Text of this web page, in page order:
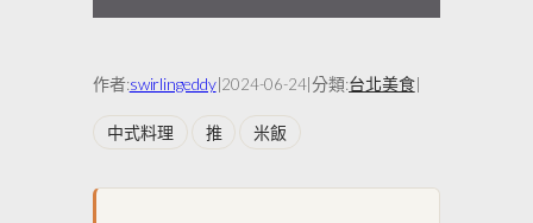
作者:swirlingeddy|2024-06-24|分類:台北美食|
中式料理 推 米飯